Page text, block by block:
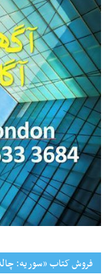
فروش کتاب «سوریه: